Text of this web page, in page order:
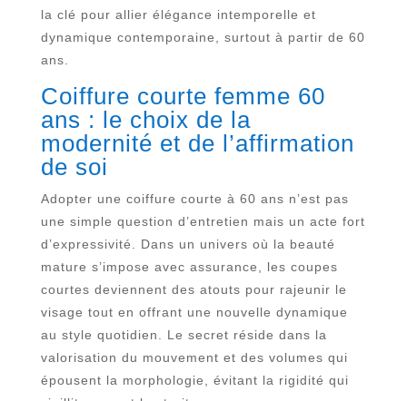
la clé pour allier élégance intemporelle et
dynamique contemporaine, surtout à partir de 60
ans.
Coiffure courte femme 60
ans : le choix de la
modernité et de l’affirmation
de soi
Adopter une coiffure courte à 60 ans n’est pas
une simple question d’entretien mais un acte fort
d’expressivité. Dans un univers où la beauté
mature s’impose avec assurance, les coupes
courtes deviennent des atouts pour rajeunir le
visage tout en offrant une nouvelle dynamique
au style quotidien. Le secret réside dans la
valorisation du mouvement et des volumes qui
épousent la morphologie, évitant la rigidité qui